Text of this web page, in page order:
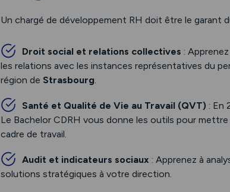
Un chargé de développement RH doit être le garant
Droit social et relations collectives :
les relations avec les instances représentatives du
région de Strasbourg.
Santé et Qualité de Vie au Travail (QVT) : En
Le Bachelor CDRH vous donne les outils pour
cadre de travail.
Audit et indicateurs sociaux : Apprenez à
solutions stratégiques à votre direction.